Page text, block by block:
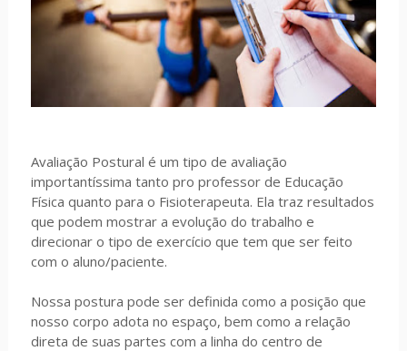
Avaliação Postural é um tipo de avaliação
importantíssima tanto pro professor de Educação
Física quanto para o Fisioterapeuta. Ela traz resultados
que podem mostrar a evolução do trabalho e
direcionar o tipo de exercício que tem que ser feito
com o aluno/paciente.
Nossa postura pode ser definida como a posição que
nosso corpo adota no espaço, bem como a relação
direta de suas partes com a linha do centro de